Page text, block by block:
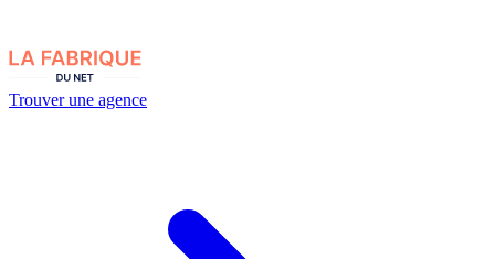
Trouver une agence